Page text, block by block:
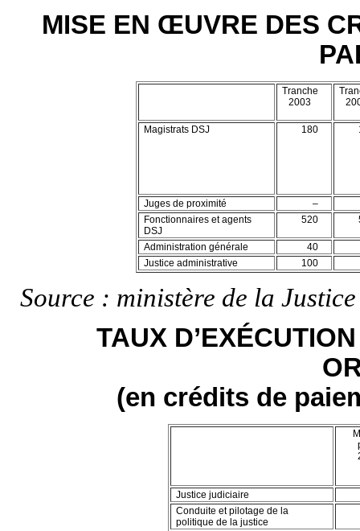
MISE EN ŒUVRE DES
Tranche
2003
Magistrats DSJ 180
Juges de proximité
–
Fonctionnaires et agents
DSJ
520
Administration générale
40
Justice administrative
100
Source : ministère de la Justice
TAUX
(en crédits de
Justice judiciaire
Conduite et pilotage de la
politique de la justice